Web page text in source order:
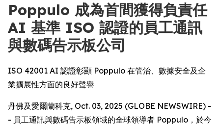
Poppulo 成為首間獲得負責任
AI 基準 ISO 認證的員工通訊
與數碼告示板公司
ISO 42001 AI 認證彰顯 Poppulo 在管治、數據安全及企
業擴展性方面的良好聲譽
丹佛及愛爾蘭科克, Oct. 03, 2025 (GLOBE NEWSWIRE) -
- 員工通訊與數碼告示板領域的全球領導者 Poppulo，於今